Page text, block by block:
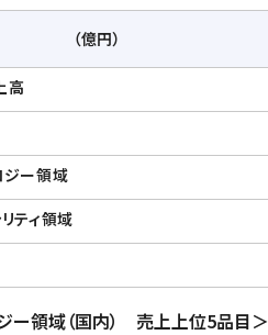
（億円）
高
ー領域
ティ領域
ー領域（国内） 売上上位5品目＞